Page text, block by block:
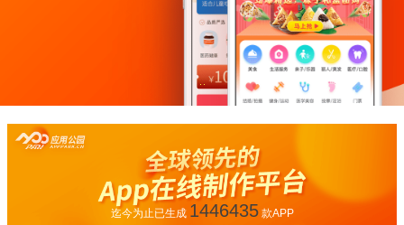
迄今为止已生成 1446435款APP